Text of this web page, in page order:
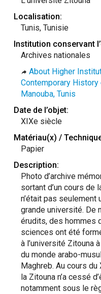
Arabia
Kingdom
Localisation:
Tunis, Tunisie
Institution conservant
Archives nationales
About Higher
Contemporary
Manouba, Tunis
Date de l’objet:
XIXe siècle
Matériau(x) /
Papier
Description:
Photo d’archive
sortant d’un cours de
n’était pas seulement
grande université. De
érudits, des hommes
sciences ont été
à l’université Zitouna
du monde arabo-
Maghreb. Au cours
la Zitouna n’a cessé
notamment sous le